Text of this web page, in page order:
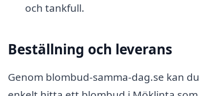
och tankfull.
Beställning och leverans
Genom blombud-samma-dag.se kan du